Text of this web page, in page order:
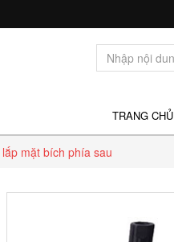
TRANG CHỦ
mặt bích phía sau